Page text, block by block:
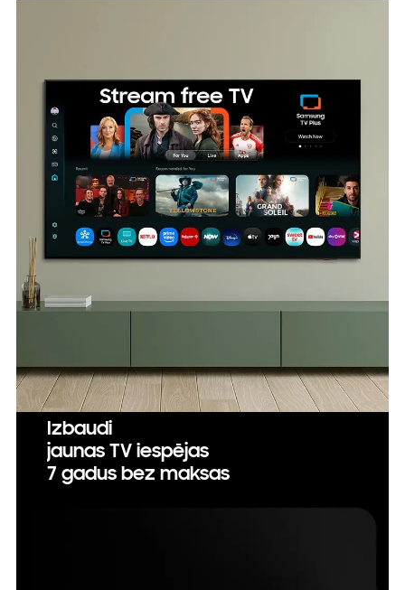
Izbaudi
jaunas TV iespējas
7 gadus bez maksas